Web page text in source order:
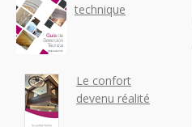
technique
Le confort
devenu réalité